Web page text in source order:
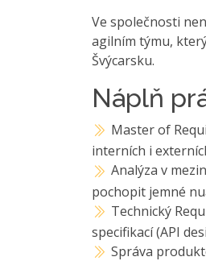
Ve společnosti
agilním týmu,
Švýcarsku.
Náplň
Master of
interních i
Analýza v
pochopit jemné
Technický
specifikací (API
Správa